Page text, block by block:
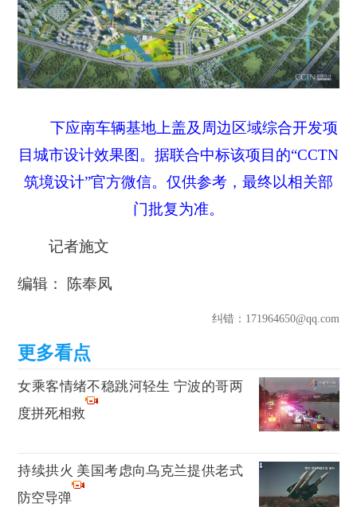
下应南车辆基地上盖及周边区域综合开发项
目城市设计效果图。据联合中标该项目的“CCTN
筑境设计”官方微信。仅供参考，最终以相关部
门批复为准。
记者施文
编辑： 陈奉凤
纠错：171964650@qq.com
女乘客情绪不稳跳河轻生 宁波的哥两
度拼死相救
持续拱火 美国考虑向乌克兰提供老式
防空导弹